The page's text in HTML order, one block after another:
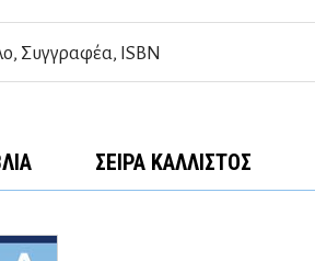
ΣΕΙΡΆ ΚΆΛΛΙΣΤΟΣ